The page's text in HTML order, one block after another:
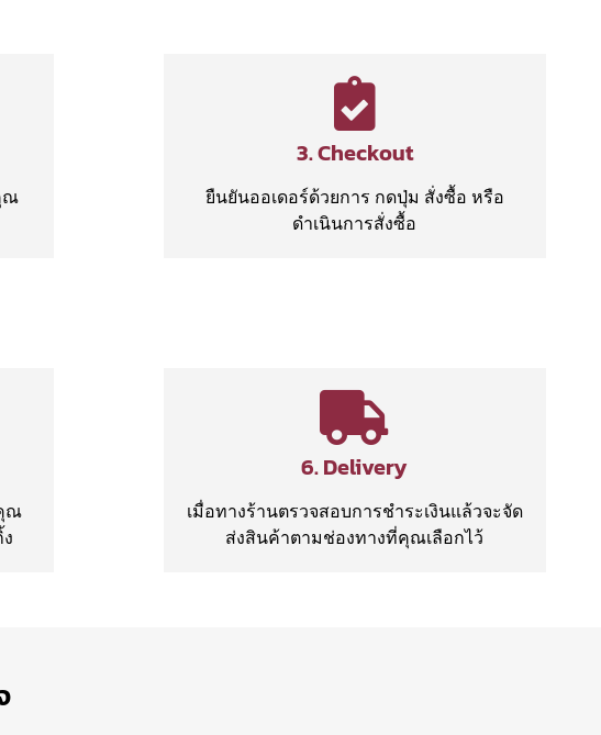
ณ
3. Checkout
ยืนยันออเดอร์ด้วยการ กดปุ่ม สั่งซื้อ หรือ
ดำเนินการสั่งซื้อ
ณ
6. Delivery
เมื่อทางร้านตรวจสอบการชำระเงินแล้วจะจัด
ส่งสินค้าตามช่องทางที่คุณเลือกไว้